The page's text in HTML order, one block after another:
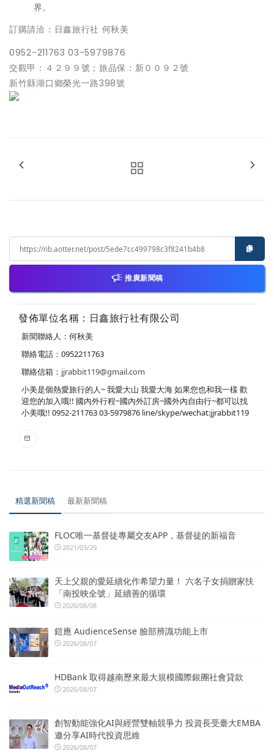
界。
訂購請洽：日鑫旅行社 何秋美
0952-211763 03-5979876
交觀甲：４２９９號；旅品保：新００９２號
新竹縣湖口鄉榮光一路398號
推廣新聞稿
發佈單位名稱：日鑫旅行社有限公司
新聞聯絡人：何秋美
聯絡電話：0952211763
聯絡信箱： jjrabbit119@gmail.com
小美是個熱愛旅行的人~ 我愛大山 我愛大海 如果您也和我一樣 歡
迎您的加入哦!! 國內外行程~國內外訂房~國外內自由行~都可以找
小美哦!! 0952-211763 03-5979876 line/skype/wechat:jjrabbit119
精選新聞稿 最新新聞稿
FLOC唯一基督徒專屬交友APP，基督徒的新福音
2021/03/29
天上父親的愛延續化作希望力量！ 六名子女捐贈家扶
「南投映全號」延續善的循環
2026/08/08
鎧應 AudienceSense 臉部辨識功能上市
2026/08/07
HDBank 取得越南歷來最大規模國際銀團社會貸款
2026/08/07
創智動能強化AI與經營雙軸競爭力 投資長受臺大EMBA
邀分享AI時代投資思維
2026/08/07